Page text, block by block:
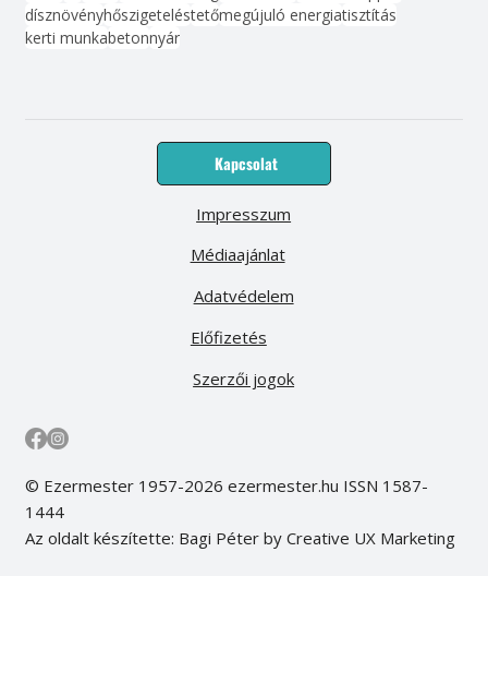
dísznövényhőszigeteléstetőmegújuló energiatisztítás
kerti munkabetonnyár
Kapcsolat
Médiaajánlat
Előfizetés
Impresszum
Adatvédelem
Szerzői jogok
© Ezermester 1957-2026 ezermester.hu ISSN 1587-
1444
Az oldalt készítette: Bagi Péter by Creative UX Marketing